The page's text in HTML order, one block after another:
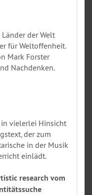
der Welt
für Weltoffenheit.
Mark Forster
Nachdenken.
in vielerlei Hinsicht
der zum
in der Musik
einlädt.
research vom